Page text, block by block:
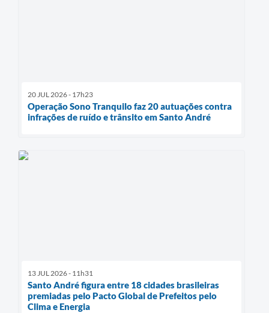
20 JUL 2026 - 17h23
Operação Sono Tranquilo faz 20 autuações contra
infrações de ruído e trânsito em Santo André
13 JUL 2026 - 11h31
Santo André figura entre 18 cidades brasileiras
premiadas pelo Pacto Global de Prefeitos pelo
Clima e Energia